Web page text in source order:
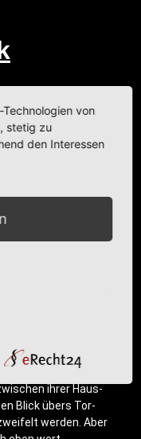
ihrer Haus­
Blick übers Tor­
wer­den. Aber
von
stetig zu
den Interessen